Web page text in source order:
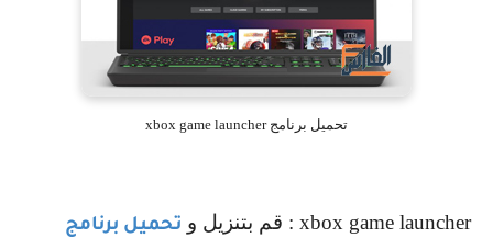
تحميل برنامج xbox game launcher
xbox game launcher : قم بتنزيل و تحميل برنامج